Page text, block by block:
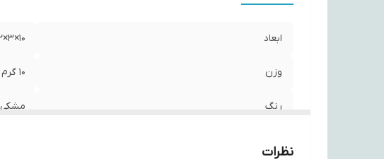
ابعاد 10×3×2
وزن 10 گرم
رنگ مشکی
نظرات